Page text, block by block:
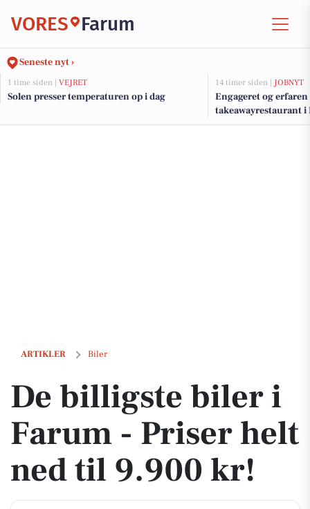
VORES Farum
Seneste nyt ›
1 time siden | VEJRET
Solen presser temperaturen op i dag
14 timer siden | JOBNYT
Engageret og
takeawayrestaurant i
ARTIKLER Biler
De billigste biler i Farum - Priser helt ned til 9.900 kr!
De billigste biler i
Farum - Priser helt
ned til 9.900 kr!